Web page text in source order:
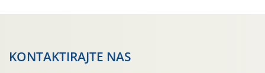
KONTAKTIRAJTE NAS